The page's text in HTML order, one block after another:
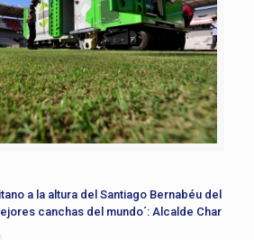
a la altura del Santiago Bernabéu del
canchas del mundo´: Alcalde Char